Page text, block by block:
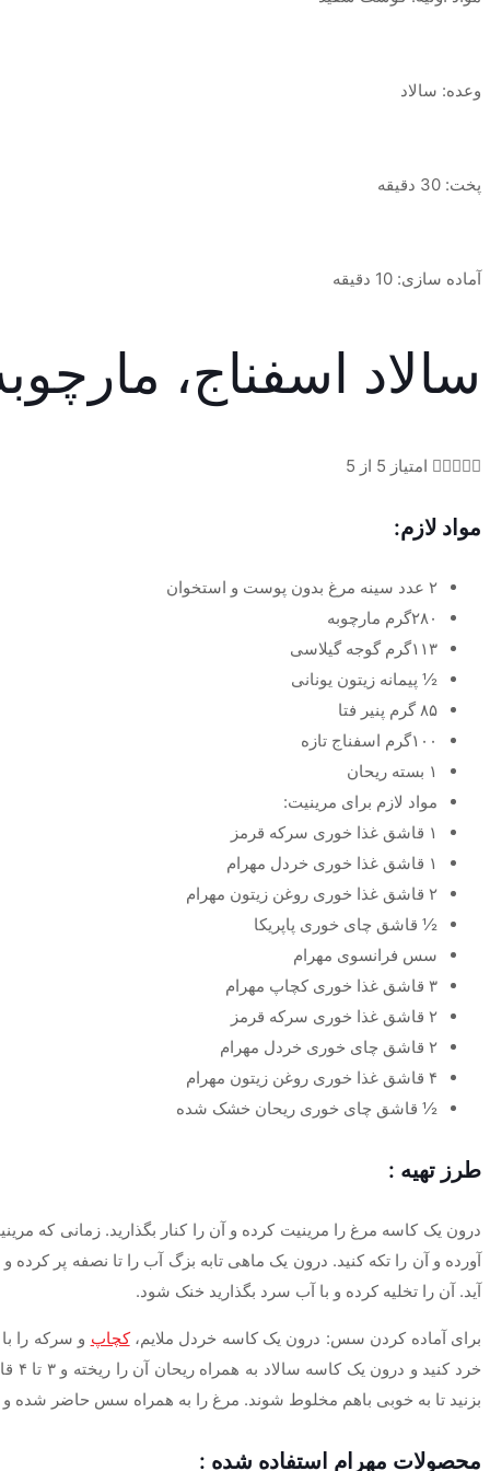
وعده: سالاد
پخت: 30 دقیقه
آماده سازی: 10 دقیقه
سالاد اسفناج،
 امتیاز 5 از 5
مواد لازم:
۲ عدد سینه مرغ بدون پوست و استخوان
۲۸۰گرم مارچوبه
۱۱۳گرم گوجه گیلاسی
½ پیمانه زیتون یونانی
۸۵ گرم پنیر فتا
۱۰۰گرم اسفناج تازه
۱ بسته ریحان
مواد لازم برای مرینیت:
۱ قاشق غذا خوری سرکه قرمز
۱ قاشق غذا خوری خردل مهرام
۲ قاشق غذا خوری روغن زیتون مهرام
½ قاشق چای خوری پاپریکا
سس فرانسوی مهرام
۳ قاشق غذا خوری کچاپ مهرام
۲ قاشق غذا خوری سرکه قرمز
۲ قاشق چای خوری خردل مهرام
۴ قاشق غذا خوری روغن زیتون مهرام
½ قاشق چای خوری ریحان خشک شده
طرز تهیه :
آید. آن را تخلیه کرده و با آب سرد بگذارید خنک شود.
برای آماده کردن سس: درون یک کاسه خردل ملایم،کچاپ و سرکه را
خرد کنید و درون یک کاسه سالاد به همراه ریحان آن را ریخته و ۳ تا ۴ قاشق غذا خوری
بزنید تا به خوبی باهم مخلوط شوند. مرغ را به همراه سس حاضر شده و به اضافه ۲ تا ۳ قاشق غذا خوری سس فرانسوی سرو کنید و آن
محصولات مهرام استفاده شده :